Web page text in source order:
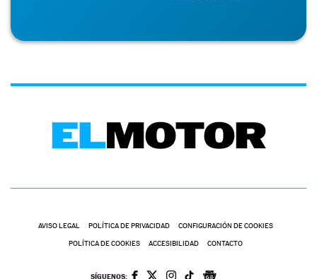
AVISO LEGAL POLÍTICA DE PRIVACIDAD CONFIGURACIÓN DE COOKIES
POLÍTICA DE COOKIES ACCESIBILIDAD CONTACTO
SÍGUENOS: